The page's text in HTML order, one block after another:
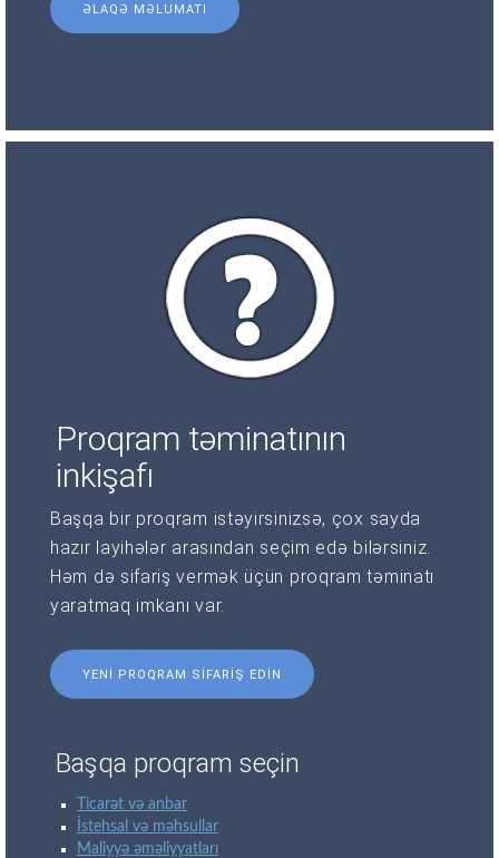
ƏLAQƏ MƏLUMATI
Proqram təminatının
inkişafı
Başqa bir proqram istəyirsinizsə, çox sayda
hazır layihələr arasından seçim edə bilərsiniz.
Həm də sifariş vermək üçün proqram təminatı
yaratmaq imkanı var.
YENI PROQRAM SIFARIŞ EDIN
Başqa proqram seçin
Ticarət və anbar
İstehsal və məhsullar
Maliyyə əməliyyatları